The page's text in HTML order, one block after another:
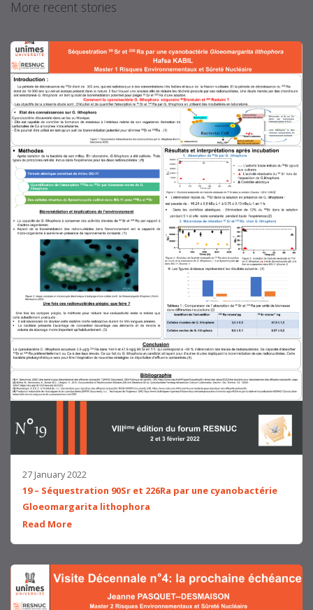
More recent stories
27 January 2022
19 – Séquestration 90Sr et 226Ra par une cyanobactérie
Gloeomargarita lithophora
Read More